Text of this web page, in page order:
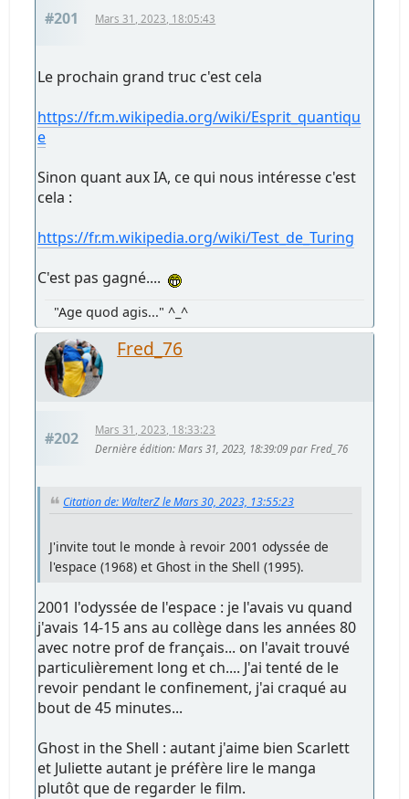
#201 Mars 31, 2023, 18:05:43
Le prochain grand truc c'est cela
https://fr.m.wikipedia.org/wiki/Esprit_quantiqu
e
Sinon quant aux IA, ce qui nous intéresse c'est
cela :
https://fr.m.wikipedia.org/wiki/Test_de_Turing
C'est pas gagné....
"Age quod agis..." ^_^
Fred_76
#202
Mars 31, 2023, 18:33:23
Dernière édition: Mars 31, 2023, 18:39:09 par Fred_76
Citation de: WalterZ le Mars 30, 2023, 13:55:23
J'invite tout le monde à revoir 2001 odyssée de
l'espace (1968) et Ghost in the Shell (1995).
2001 l'odyssée de l'espace : je l'avais vu quand
j'avais 14-15 ans au collège dans les années 80
avec notre prof de français... on l'avait trouvé
particulièrement long et ch.... J'ai tenté de le
revoir pendant le confinement, j'ai craqué au
bout de 45 minutes...
Ghost in the Shell : autant j'aime bien Scarlett
et Juliette autant je préfère lire le manga
plutôt que de regarder le film.